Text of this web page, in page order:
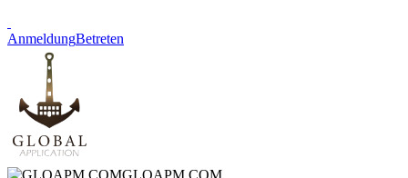
AnmeldungBetreten
GLOAPM.COM